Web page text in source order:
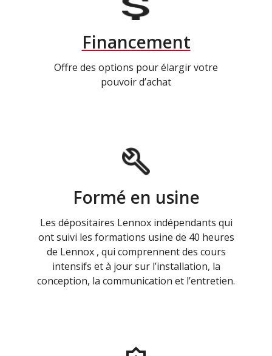
Financement
Offre des options pour élargir votre
pouvoir d’achat
Formé en usine
Les dépositaires Lennox indépendants qui
ont suivi les formations usine de 40 heures
de Lennox , qui comprennent des cours
intensifs et à jour sur l’installation, la
conception, la communication et l’entretien.